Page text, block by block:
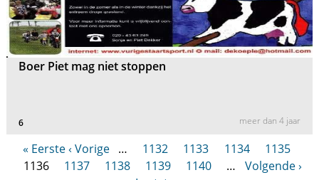
Boer Piet mag niet stoppen
6 meer dan 4 jaar
« Eerste ‹ Vorige … 1132 1133 1134
1135
1136
1137 1138 1139 1140 …
Volgende ›